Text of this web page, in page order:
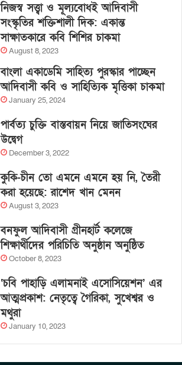
নিজস্ব সত্ত্বা ও মূল্যবোধই আদিবাসী
সংস্কৃতির শক্তিশালী দিক: একান্ত
সাক্ষাতকারে কবি শিশির চাকমা
August 8, 2023
বাংলা একাডেমি সাহিত্য পুরস্কার পাচ্ছেন
আদিবাসী কবি ও সাহিত্যিক মৃত্তিকা চাকমা
January 25, 2024
পার্বত্য চুক্তি বাস্তবায়ন নিয়ে জাতিসংঘের
উদ্বেগ
December 3, 2022
কুকি-চীন তো এমনে এমনে হয় নি, তৈরী
করা হয়েছে: রাশেদ খান মেনন
August 3, 2023
বনফুল আদিবাসী গ্রীনহার্ট কলেজে
শিক্ষার্থীদের পরিচিতি অনুষ্ঠান অনুষ্ঠিত
October 8, 2023
‘চবি পাহাড়ি এলামনাই এসোসিয়েশন’ এর
আত্মপ্রকাশ: নেতৃত্বে গৈরিকা, সুখেশ্বর ও
মথুরা
January 10, 2023